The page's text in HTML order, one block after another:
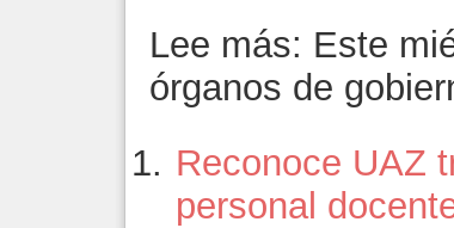
Lee más: Este
órganos de
Reconoce UAZ
personal